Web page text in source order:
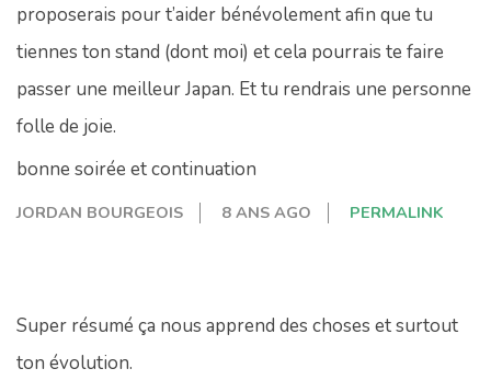
proposerais pour t’aider bénévolement afin que tu
tiennes ton stand (dont moi) et cela pourrais te faire
passer une meilleur Japan. Et tu rendrais une personne
folle de joie.
bonne soirée et continuation
JORDAN BOURGEOIS 8 ANS AGO PERMALINK
Super résumé ça nous apprend des choses et surtout
ton évolution.